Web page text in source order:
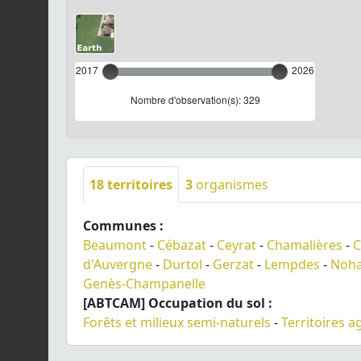
2017 2026
Nombre d'observation(s): 329
18territoires 3 organismes
Communes :
Beaumont- Cébazat- Ceyrat- Chamalières -
d'Auvergne- Durtol - Gerzat- Lempdes -
Genès-Champanelle
[ABTCAM] Occupation du sol :
Forêts et milieux semi-naturels -Territoires